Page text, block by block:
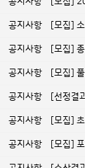
공지사항 [모집]
공지사항 [모집]
공지사항 [모집]
공지사항 [선정결
공지사항 [모집]
공지사항 [모집]